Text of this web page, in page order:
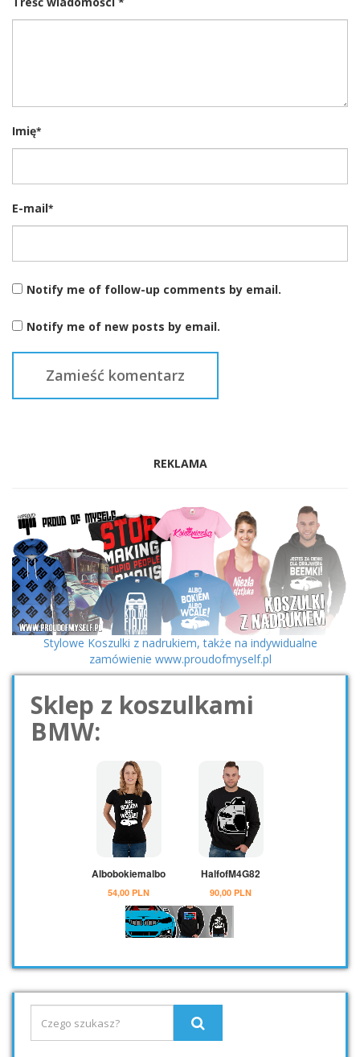
Imię*
E-mail*
Notify me of follow-up comments by email.
Notify me of new posts by email.
REKLAMA
Stylowe Koszulki z nadrukiem, także na indywidualne
zamówienie www.proudofmyself.pl
Sklep z koszulkami
BMW: